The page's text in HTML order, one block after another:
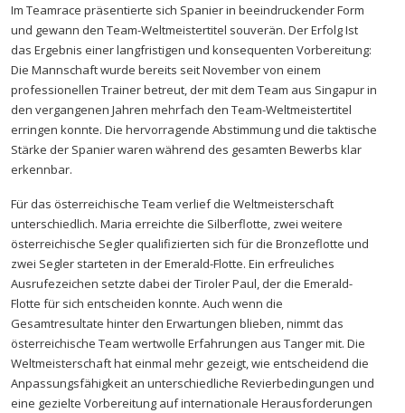
Im Teamrace präsentierte sich Spanier in beeindruckender Form
und gewann den Team-Weltmeistertitel souverän. Der Erfolg Ist
das Ergebnis einer langfristigen und konsequenten Vorbereitung:
Die Mannschaft wurde bereits seit November von einem
professionellen Trainer betreut, der mit dem Team aus Singapur in
den vergangenen Jahren mehrfach den Team-Weltmeistertitel
erringen konnte. Die hervorragende Abstimmung und die taktische
Stärke der Spanier waren während des gesamten Bewerbs klar
erkennbar.
Für das österreichische Team verlief die Weltmeisterschaft
unterschiedlich. Maria erreichte die Silberflotte, zwei weitere
österreichische Segler qualifizierten sich für die Bronzeflotte und
zwei Segler starteten in der Emerald-Flotte. Ein erfreuliches
Ausrufezeichen setzte dabei der Tiroler Paul, der die Emerald-
Flotte für sich entscheiden konnte. Auch wenn die
Gesamtresultate hinter den Erwartungen blieben, nimmt das
österreichische Team wertwolle Erfahrungen aus Tanger mit. Die
Weltmeisterschaft hat einmal mehr gezeigt, wie entscheidend die
Anpassungsfähigkeit an unterschiedliche Revierbedingungen und
eine gezielte Vorbereitung auf internationale Herausforderungen